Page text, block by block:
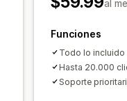
Pagos fraccionados
de pago
al
Funciones
Todo lo incluido
Hasta 20.000
Soporte